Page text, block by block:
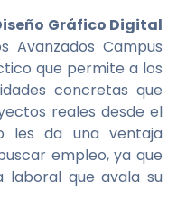
Gráfico Digital
Avanzados Campus
que permite a los
concretas que
reales desde el
les da una ventaja
empleo, ya que
laboral que avala su